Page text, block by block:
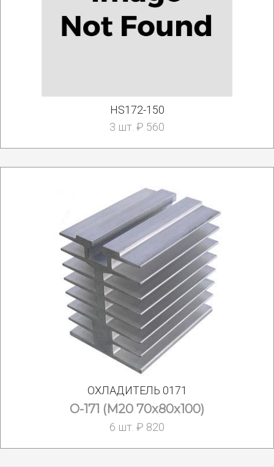
HS172-150
3 шт. ₽ 560
ОХЛАДИТЕЛЬ 0171
О-171 (М20 70х80х100)
6 шт. ₽ 820